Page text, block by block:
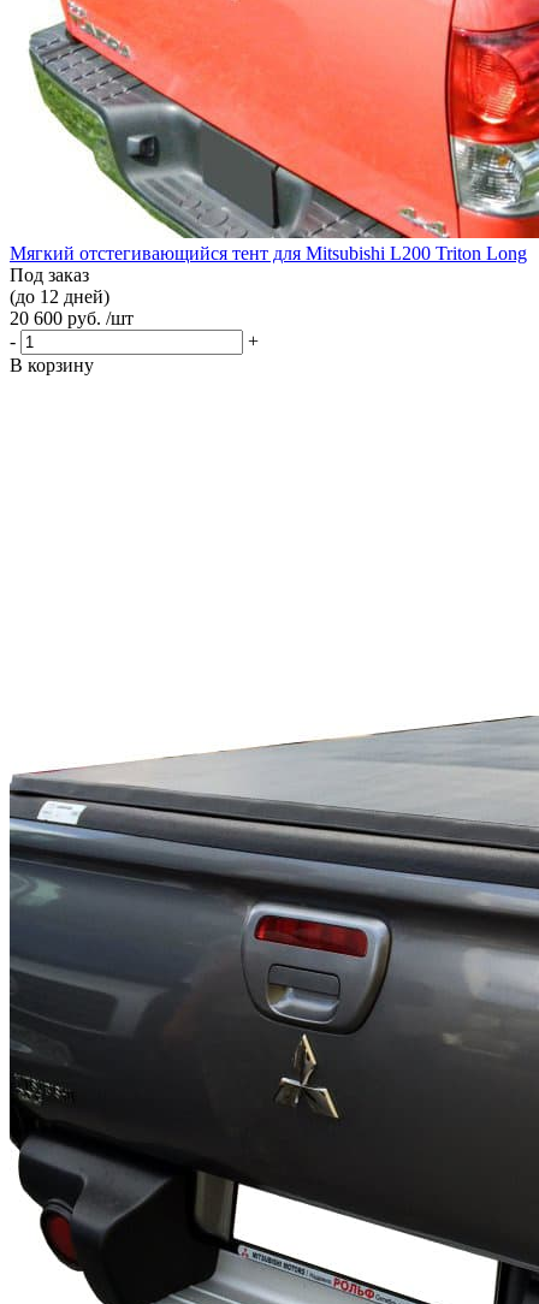
Мягкий отстегивающийся тент для Mitsubishi L200 Triton Long
Под заказ
(до 12 дней)
20 600 руб. /шт
-
+
В корзину